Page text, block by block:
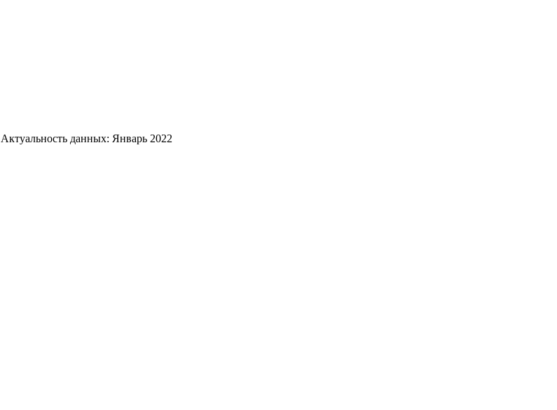
Актуальность данных: Январь 2022